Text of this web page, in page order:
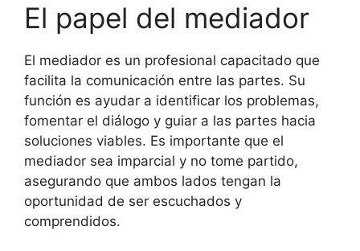
El papel del mediador
El mediador es un profesional capacitado que
facilita la comunicación entre las partes. Su
función es ayudar a identificar los problemas,
fomentar el diálogo y guiar a las partes hacia
soluciones viables. Es importante que el
mediador sea imparcial y no tome partido,
asegurando que ambos lados tengan la
oportunidad de ser escuchados y
comprendidos.